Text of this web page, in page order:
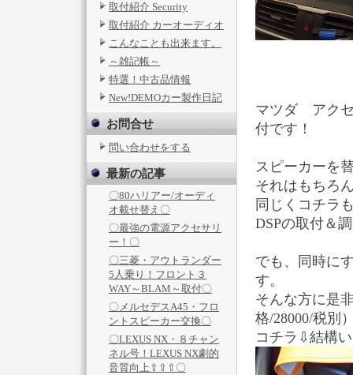
取付紹介 Security
取付紹介 カーオーディオ
こんなことも出来ます。
～雑記帳～
特選！中古品情報
New!DEMOカー製作日記
お問合せ
問い合わせをする
最新の記事
〇80ハリアー/オーディ
オ載せ替え〇
〇最強の電源アクセサリ
ー！〇
〇三菱・アウトランダー
5人乗り！フロント３
WAY～BLAM～取付〇
〇メルセデスA45・フロ
ントスピーカー交換〇
〇LEXUS NX・８チャン
ネル号！LEXUS NX劇的
音質向上⇧⇧⇧〇
マツダ アクセ
付です！
スピーカーを
それはもちろ
同じくコチラ
DSPの取付＆
でも、同時に
す。
そんな方に是
格/28000/税別
コチラ⇩結構